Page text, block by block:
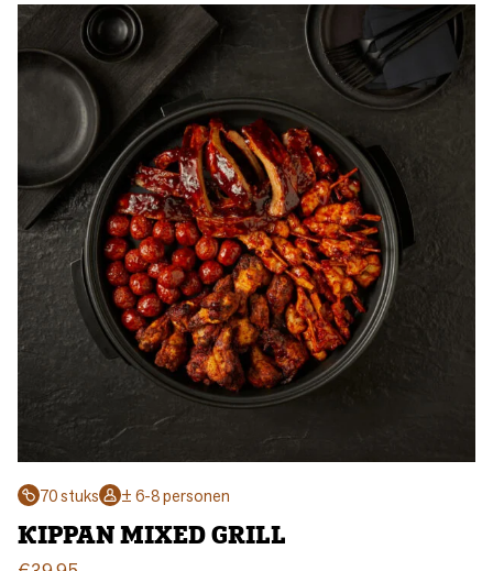
70 stuks ± 6-8 personen
KIPPAN MIXED GRILL